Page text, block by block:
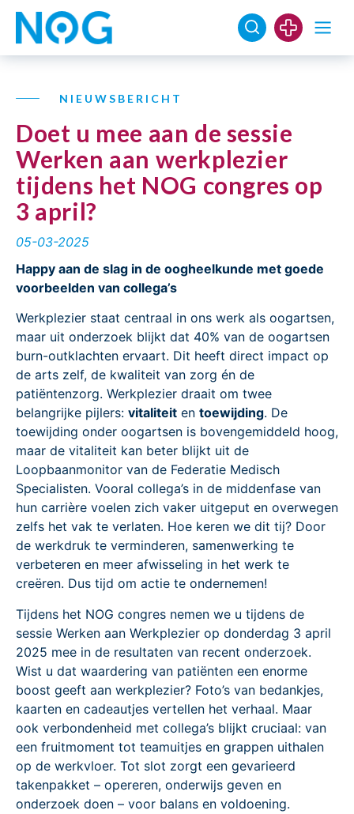
NIEUWSBERICHT
Doet u mee aan de sessie
Werken aan werkplezier
tijdens het NOG congres op
3 april?
05-03-2025
Happy aan de slag in de oogheelkunde met goede
voorbeelden van collega’s
Werkplezier staat centraal in ons werk als oogartsen,
maar uit onderzoek blijkt dat 40% van de oogartsen
burn-outklachten ervaart. Dit heeft direct impact op
de arts zelf, de kwaliteit van zorg én de
patiëntenzorg. Werkplezier draait om twee
belangrijke pijlers: vitaliteit en toewijding. De
toewijding onder oogartsen is bovengemiddeld hoog,
maar de vitaliteit kan beter blijkt uit de
Loopbaanmonitor van de Federatie Medisch
Specialisten. Vooral collega’s in de middenfase van
hun carrière voelen zich vaker uitgeput en overwegen
zelfs het vak te verlaten. Hoe keren we dit tij? Door
de werkdruk te verminderen, samenwerking te
verbeteren en meer afwisseling in het werk te
creëren. Dus tijd om actie te ondernemen!
Tijdens het NOG congres nemen we u tijdens de
sessie Werken aan Werkplezier op donderdag 3 april
2025 mee in de resultaten van recent onderzoek.
Wist u dat waardering van patiënten een enorme
boost geeft aan werkplezier? Foto’s van bedankjes,
kaarten en cadeautjes vertellen het verhaal. Maar
ook verbondenheid met collega’s blijkt cruciaal: van
een fruitmoment tot teamuitjes en grappen uithalen
op de werkvloer. Tot slot zorgt een gevarieerd
takenpakket – opereren, onderwijs geven en
onderzoek doen – voor balans en voldoening.